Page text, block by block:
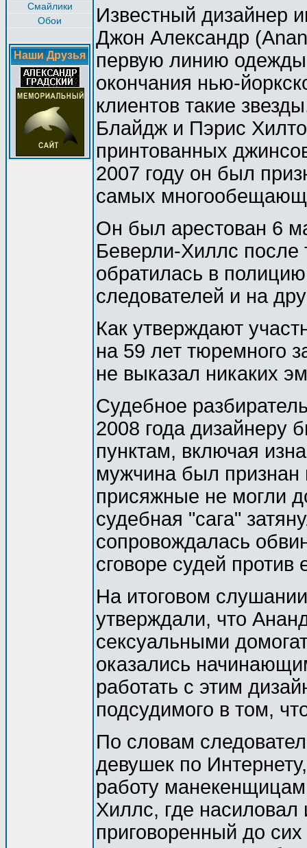
Смайлики
Обои
Наши Друзья
Известный дизайнер
Джон Александр
первую линию
окончания нью-
клиентов такие
Блайдж и Пэрис
принтованных
2007 году он был
самых
Он был арестован 6
Беверли-Хиллс после
обратилась в
следователей и на
Как утверждают
на 59 лет тюремного
не выказал никаких
Судебное
2008 года дизайнеру
пунктам, включая
мужчина был
присяжные не могли
судебная "сага"
сопровождалась
сговоре судей против
На итоговом
утверждали, что
сексуальными
оказались
работать с этим
подсудимого в том,
По словам
девушек по
работу
Хиллс, где
приговоренный до